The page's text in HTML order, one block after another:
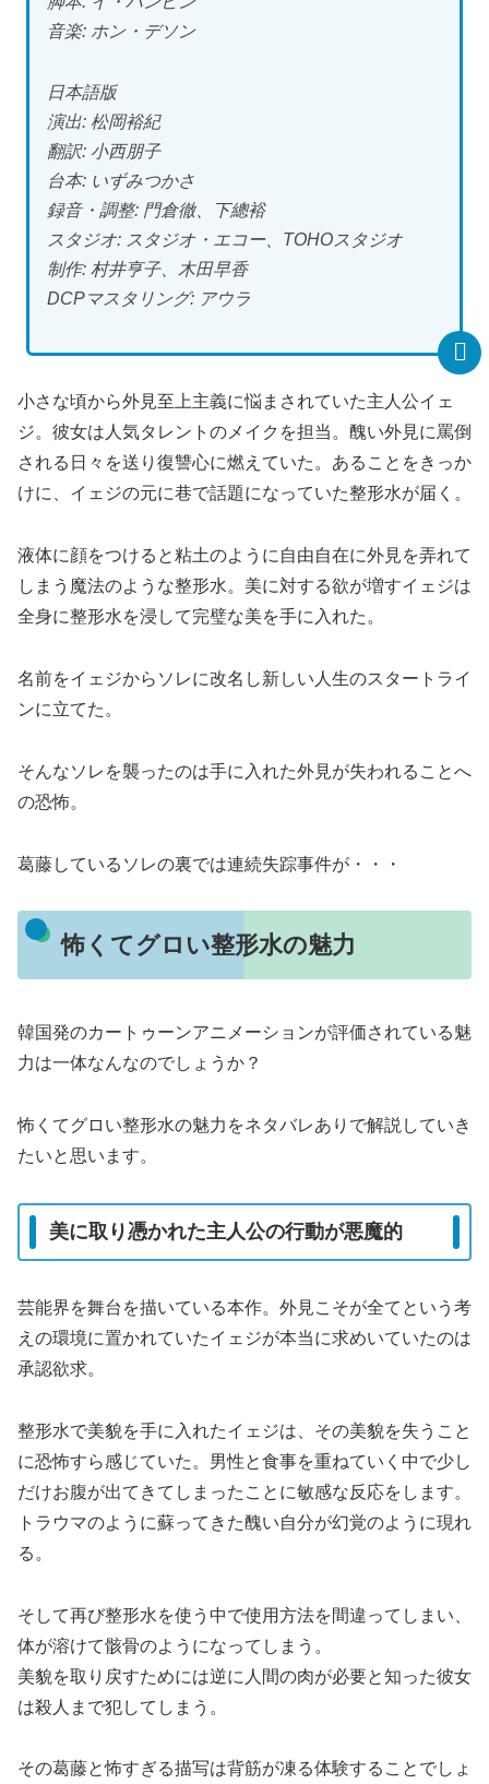
音楽: ホン・デソン
日本語版
演出: 松岡裕紀
翻訳: 小西朋子
台本: いずみつかさ
録音・調整: 門倉徹、下總裕
スタジオ: スタジオ・エコー、TOHOスタジオ
制作: 村井亨子、木田早香
DCPマスタリング: アウラ
小さな頃から外見至上主義に悩まされていた主人公イェ
ジ。彼女は人気タレントのメイクを担当。醜い外見に罵倒
される日々を送り復讐心に燃えていた。あることをきっか
けに、イェジの元に巷で話題になっていた整形水が届く。
液体に顔をつけると粘土のように自由自在に外見を弄れて
しまう魔法のような整形水。美に対する欲が増すイェジは
全身に整形水を浸して完璧な美を手に入れた。
名前をイェジからソレに改名し新しい人生のスタートライ
ンに立てた。
そんなソレを襲ったのは手に入れた外見が失われることへ
の恐怖。
葛藤しているソレの裏では連続失踪事件が・・・
怖くてグロい整形水の魅力
韓国発のカートゥーンアニメーションが評価されている魅
力は一体なんなのでしょうか？
怖くてグロい整形水の魅力をネタバレありで解説していき
たいと思います。
美に取り憑かれた主人公の行動が悪魔的
芸能界を舞台を描いている本作。外見こそが全てという考
えの環境に置かれていたイェジが本当に求めいていたのは
承認欲求。
整形水で美貌を手に入れたイェジは、その美貌を失うこと
に恐怖すら感じていた。男性と食事を重ねていく中で少し
だけお腹が出てきてしまったことに敏感な反応をします。
トラウマのように蘇ってきた醜い自分が幻覚のように現れ
る。
そして再び整形水を使う中で使用方法を間違ってしまい、
体が溶けて骸骨のようになってしまう。
美貌を取り戻すためには逆に人間の肉が必要と知った彼女
は殺人まで犯してしまう。
その葛藤と怖すぎる描写は背筋が凍る体験することでしょ